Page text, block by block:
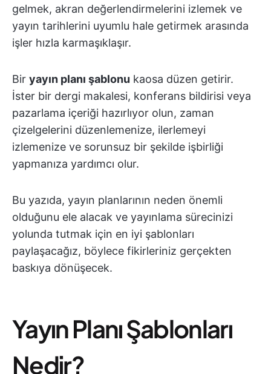
gelmek, akran değerlendirmelerini izlemek ve
yayın tarihlerini uyumlu hale getirmek arasında
işler hızla karmaşıklaşır.
Bir yayın planı şablonu kaosa düzen getirir.
İster bir dergi makalesi, konferans bildirisi veya
pazarlama içeriği hazırlıyor olun, zaman
çizelgelerini düzenlemenize, ilerlemeyi
izlemenize ve sorunsuz bir şekilde işbirliği
yapmanıza yardımcı olur.
Bu yazıda, yayın planlarının neden önemli
olduğunu ele alacak ve yayınlama sürecinizi
yolunda tutmak için en iyi şablonları
paylaşacağız, böylece fikirleriniz gerçekten
baskıya dönüşecek.
Yayın Planı Şablonları
Nedir?